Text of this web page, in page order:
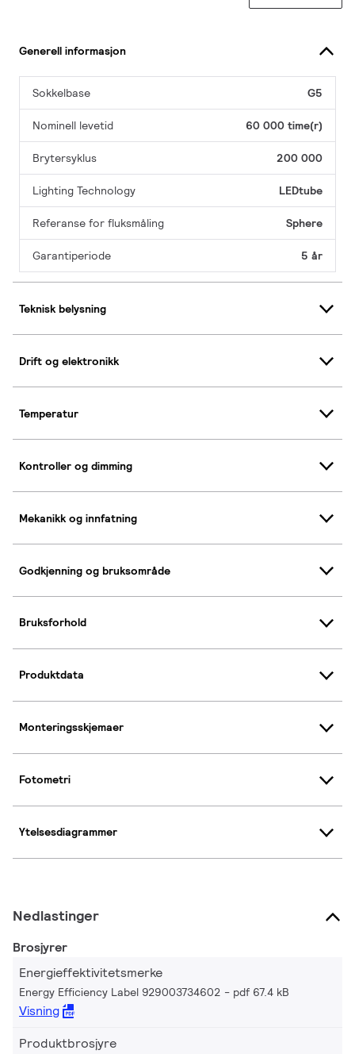
Generell informasjon
Sokkelbase G5
Nominell levetid 60 000 time(r)
Brytersyklus 200 000
Lighting Technology LEDtube
Referanse for fluksmåling Sphere
Garantiperiode 5 år
Teknisk belysning
Drift og elektronikk
Temperatur
Kontroller og dimming
Mekanikk og innfatning
Godkjenning og bruksområde
Bruksforhold
Produktdata
Monteringsskjemaer
Fotometri
Ytelsesdiagrammer
Nedlastinger
Brosjyrer
Energieffektivitetsmerke
Energy Efficiency Label 929003734602 pdf 67.4 kB
Visning
Produktbrosjyre